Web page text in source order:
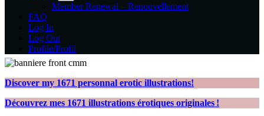
Member Renewal – Renouvellement
FAQ
Log In
Log Out
Profile/Profil
Discover my 1671 personnal erotic illustrations!
Découvrez mes 1671 illustrations érotiques originales !